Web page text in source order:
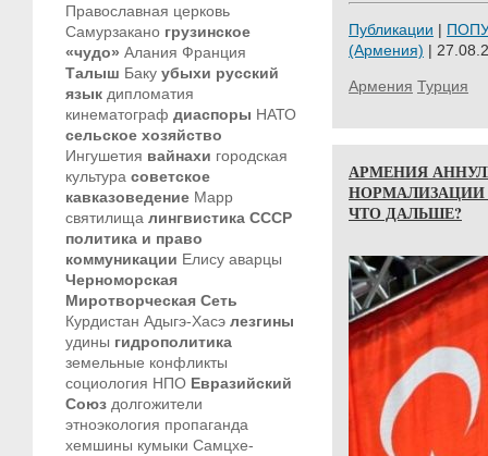
Православная церковь
Самурзакано грузинское
«чудо» Алания Франция
Талыш Баку убыхи русский
язык дипломатия
кинематограф диаспоры НАТО
сельское хозяйство
Ингушетия вайнахи городская
культура советское
кавказоведение Марр
святилища лингвистика СССР
политика и право
коммуникации Елису аварцы
Черноморская
Миротворческая Сеть
Курдистан Адыгэ-Хасэ лезгины
удины гидрополитика
земельные конфликты
социология НПО Евразийский
Союз долгожители
этноэкология пропаганда
хемшины кумыки Самцхе-
Публикации |
(Армения) |
Армения Турция
АРМЕНИЯ
ЧТО ДАЛЬШЕ?